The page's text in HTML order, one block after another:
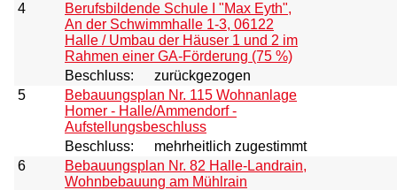
4
Berufsbildende Schule I "Max Eyth",
An der Schwimmhalle 1-3, 06122
Halle / Umbau der Häuser 1 und 2 im
Rahmen einer GA-Förderung (75 %)
Beschluss:
zurückgezogen
5
Bebauungsplan Nr. 115 Wohnanlage
Homer - Halle/Ammendorf -
Aufstellungsbeschluss
Beschluss:
mehrheitlich zugestimmt
6
Bebauungsplan Nr. 82 Halle-Landrain,
Wohnbebauung am Mühlrain